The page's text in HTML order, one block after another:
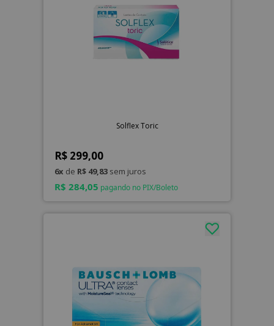
Solflex Toric
R$ 299,00
6x de R$ 49,83sem juros
R$ 284,05 pagando no PIX/Boleto